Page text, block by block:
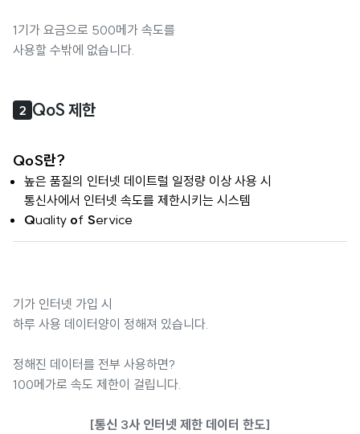
1기가 요금으로 500메가 속도를
사용할 수밖에 없습니다.
2 QoS 제한
QoS란?
높은 품질의 인터넷 데이트럴 일정량 이상 사용 시
통신사에서 인터넷 속도를 제한시키는 시스템
Quality of Service
기가 인터넷 가입 시
하루 사용 데이터양이 정해져 있습니다.
정해진 데이터를 전부 사용하면?
100메가로 속도 제한이 걸립니다.
[통신 3사 인터넷 제한 데이터 한도]